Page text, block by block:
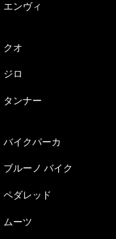
エンヴィ
クオ
ジロ
タンナー
バイクパーカ
ブルーノ バイク
ペダレッド
ムーツ